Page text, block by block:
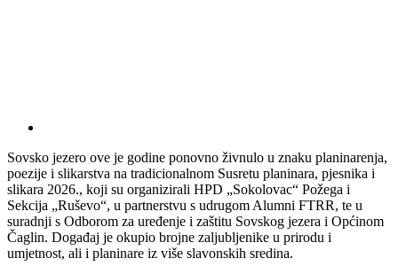
Sovsko jezero ove je godine ponovno živnulo u znaku planinarenja,
poezije i slikarstva na tradicionalnom Susretu planinara, pjesnika i
slikara 2026., koji su organizirali HPD „Sokolovac“ Požega i
Sekcija „Ruševo“, u partnerstvu s udrugom Alumni FTRR, te u
suradnji s Odborom za uređenje i zaštitu Sovskog jezera i Općinom
Čaglin. Događaj je okupio brojne zaljubljenike u prirodu i
umjetnost, ali i planinare iz više slavonskih sredina.